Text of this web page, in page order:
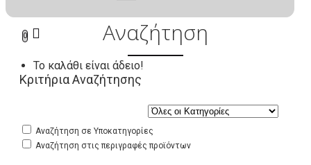
0
Το καλάθι είναι άδειο!
Αναζήτηση
Κριτήρια Αναζήτησης
Αναζήτηση σε Υποκατηγορίες
Αναζήτηση στις περιγραφές προϊόντων